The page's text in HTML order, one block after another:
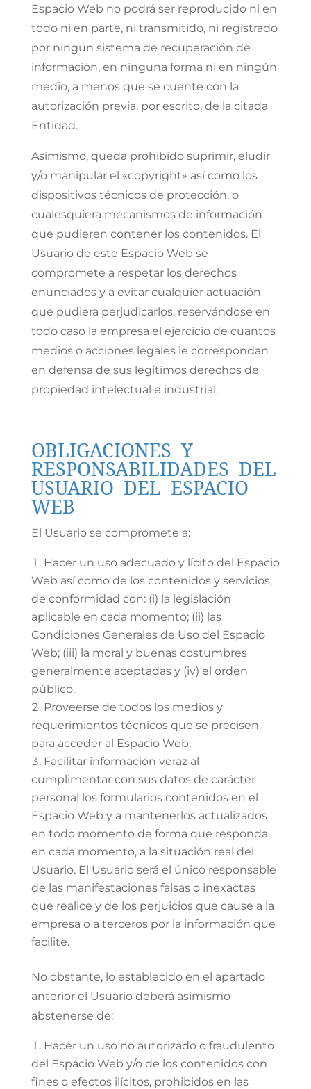
Espacio Web no podrá ser reproducido ni en
todo ni en parte, ni transmitido, ni registrado
por ningún sistema de recuperación de
información, en ninguna forma ni en ningún
medio, a menos que se cuente con la
autorización previa, por escrito, de la citada
Entidad.
Asimismo, queda prohibido suprimir, eludir
y/o manipular el «copyright» así como los
dispositivos técnicos de protección, o
cualesquiera mecanismos de información
que pudieren contener los contenidos. El
Usuario de este Espacio Web se
compromete a respetar los derechos
enunciados y a evitar cualquier actuación
que pudiera perjudicarlos, reservándose en
todo caso la empresa el ejercicio de cuantos
medios o acciones legales le correspondan
en defensa de sus legítimos derechos de
propiedad intelectual e industrial.
OBLIGACIONES Y
RESPONSABILIDADES DEL
USUARIO DEL ESPACIO
WEB
El Usuario se compromete a:
Hacer un uso adecuado y lícito del Espacio
Web así como de los contenidos y servicios,
de conformidad con: (i) la legislación
aplicable en cada momento; (ii) las
Condiciones Generales de Uso del Espacio
Web; (iii) la moral y buenas costumbres
generalmente aceptadas y (iv) el orden
público.
Proveerse de todos los medios y
requerimientos técnicos que se precisen
para acceder al Espacio Web.
Facilitar información veraz al
cumplimentar con sus datos de carácter
personal los formularios contenidos en el
Espacio Web y a mantenerlos actualizados
en todo momento de forma que responda,
en cada momento, a la situación real del
Usuario. El Usuario será el único responsable
de las manifestaciones falsas o inexactas
que realice y de los perjuicios que cause a la
empresa o a terceros por la información que
facilite.
No obstante, lo establecido en el apartado
anterior el Usuario deberá asimismo
abstenerse de:
Hacer un uso no autorizado o fraudulento
del Espacio Web y/o de los contenidos con
fines o efectos ilícitos, prohibidos en las